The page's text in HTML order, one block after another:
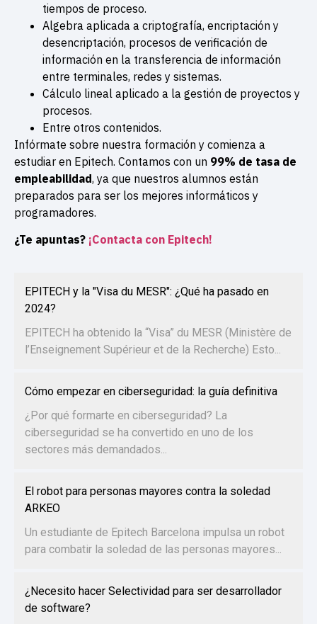
tiempos de proceso.
Algebra aplicada a criptografía, encriptación y
desencriptación, procesos de verificación de
información en la transferencia de información
entre terminales, redes y sistemas.
Cálculo lineal aplicado a la gestión de proyectos y
procesos.
Entre otros contenidos.
Infórmate sobre nuestra formación y comienza a
estudiar en Epitech. Contamos con un 99% de tasa de
empleabilidad, ya que nuestros alumnos están
preparados para ser los mejores informáticos y
programadores.
¿Te apuntas? ¡Contacta con Epitech!
EPITECH y la "Visa du MESR": ¿Qué ha pasado en
2024?
EPITECH ha obtenido la “Visa” du MESR (Ministère de
l’Enseignement Supérieur et de la Recherche) Esto...
Cómo empezar en ciberseguridad: la guía definitiva
¿Por qué formarte en ciberseguridad? La
ciberseguridad se ha convertido en uno de los
sectores más demandados...
El robot para personas mayores contra la soledad
ARKEO
Un estudiante de Epitech Barcelona impulsa un robot
para combatir la soledad de las personas mayores...
¿Necesito hacer Selectividad para ser desarrollador
de software?